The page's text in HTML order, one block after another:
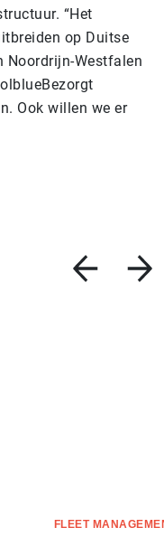
“Het
op Duitse
Noordrijn-Westfalen
Ook willen we er
FLEET